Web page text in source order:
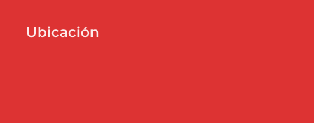
Ubicación